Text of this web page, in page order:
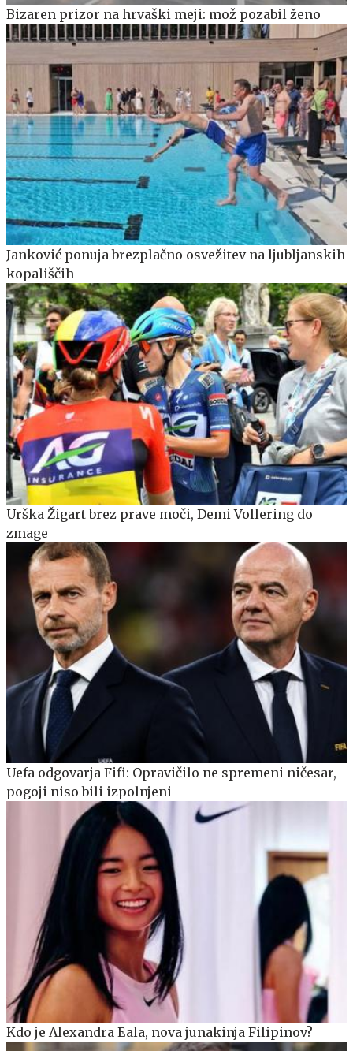
Bizaren prizor na hrvaški meji: mož pozabil ženo
Janković ponuja brezplačno osvežitev na ljubljanskih
kopališčih
Urška Žigart brez prave moči, Demi Vollering do
zmage
Uefa odgovarja Fifi: Opravičilo ne spremeni ničesar,
pogoji niso bili izpolnjeni
Kdo je Alexandra Eala, nova junakinja Filipinov?